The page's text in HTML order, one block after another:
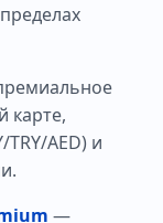
карте,
AED) и
—